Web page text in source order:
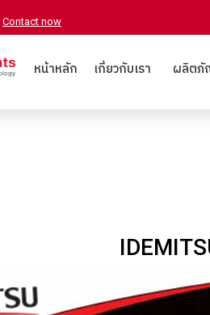
Contact now
หน้าหลัก เกี่ยวกับเรา ผลิตภั